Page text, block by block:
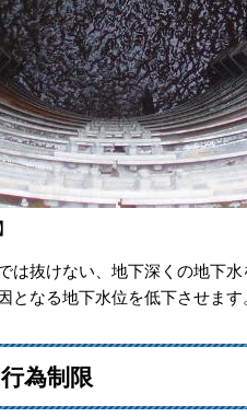
は抜けない、地下深くの地下
となる地下水位を低下させます
為制限